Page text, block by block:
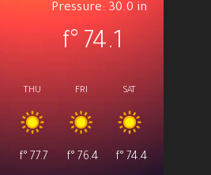
Pressure: 30.0 in
74.1
°f
THU
77.7
°f
FRI
76.4
°f
SAT
74.4
°f